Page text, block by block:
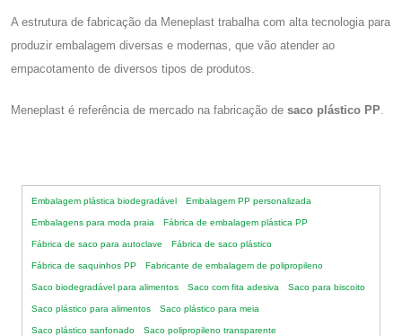
A estrutura de fabricação da Meneplast trabalha com alta tecnologia para
produzir embalagem diversas e modernas, que vão atender ao
empacotamento de diversos tipos de produtos.
Meneplast é referência de mercado na fabricação de saco plástico PP.
Embalagem plástica biodegradável Embalagem PP personalizada
Embalagens para moda praia Fábrica de embalagem plástica PP
Fábrica de saco para autoclave Fábrica de saco plástico
Fábrica de saquinhos PP Fabricante de embalagem de polipropileno
Saco biodegradável para alimentos Saco com fita adesiva Saco para biscoito
Saco plástico para alimentos Saco plástico para meia
Saco plástico sanfonado Saco polipropileno transparente